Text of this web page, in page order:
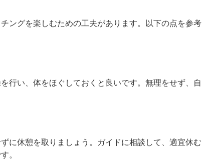
ングを楽しむための工夫があります。以下の点を参考
行い、体をほぐしておくと良いです。無理をせず、自
に休憩を取りましょう。ガイドに相談して、適宜休む
。